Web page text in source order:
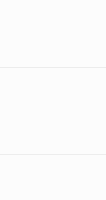
起。
一雙手幫人解除
，不只能舒筋活